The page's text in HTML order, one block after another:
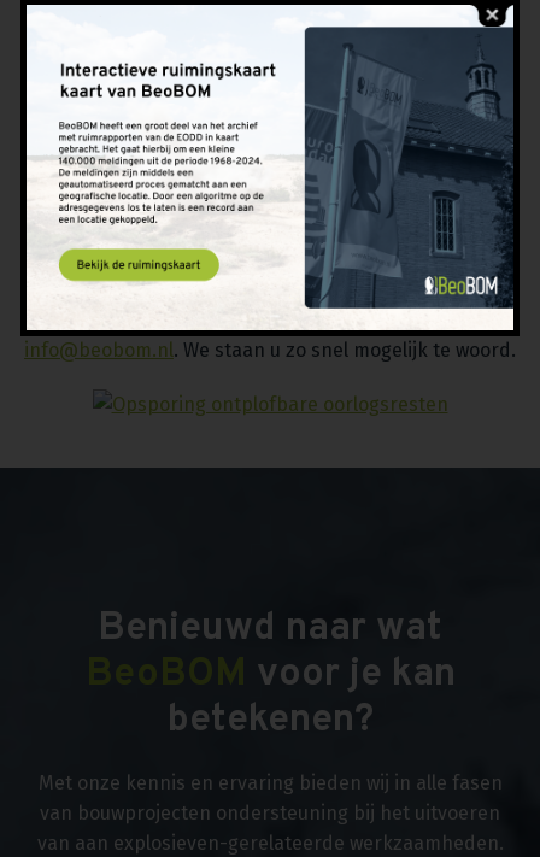
oorlogsresten en zetten de meest moderne
technieken in om deze op te sporen. We zijn ISO 9001-
en CS-VROO-gecertificeerd, wat betekent dat we alle
kennis en ervaring in huis hebben om een explosieven
onderzoek kundig uit te voeren en bouwprojecten te
ondersteunen bij explosieven-gerelateerde
werkzaamheden. Heeft u vragen of wilt u ons
inschakelen voor uw project? Neem dan contact met
ons op via het
op onze site, bel naar
info@beobom.nl. We staan u zo snel mogelijk te woord.
Benieuwd naar wat
voor je kan
betekenen?
Met onze kennis en ervaring bieden wij in alle fasen
van bouwprojecten ondersteuning bij het uitvoeren
van aan explosieven-gerelateerde werkzaamheden.